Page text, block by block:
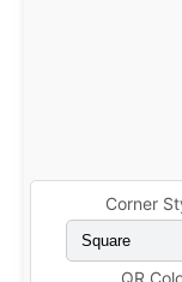
Corner
QR